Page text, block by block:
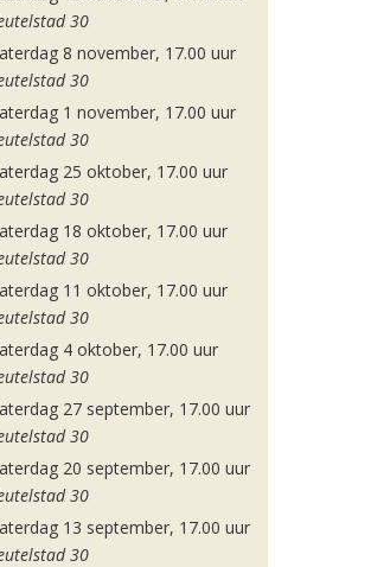
30
8 november, 17.00 uur
30
1 november, 17.00 uur
30
25 oktober, 17.00 uur
30
18 oktober, 17.00 uur
30
11 oktober, 17.00 uur
30
4 oktober, 17.00 uur
30
27 september, 17.00 uur
30
20 september, 17.00 uur
30
13 september, 17.00 uur
30